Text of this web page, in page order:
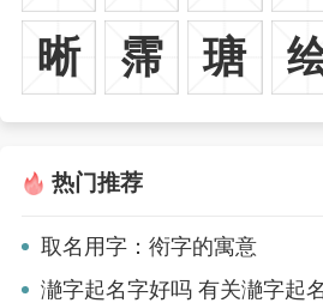
晰
霈 瑭
热门推荐
取名用字：衑字的寓意
濪字起名字好吗 有关濪字起